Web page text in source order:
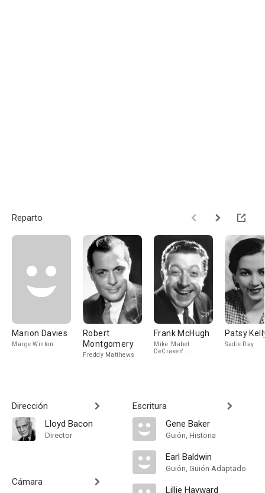
Reparto
Marion Davies
Marge Winton
Robert
Montgomery
Freddy Matthews
Frank McHugh
Mike 'Mabel
DeCraven'
Patsy
Sadie Day
Dirección
Lloyd Bacon
Director
Cámara
Escritura
Gene Baker
Guión, Historia
Earl Baldwin
Guión, Guión Adaptado
Lillie Hayward